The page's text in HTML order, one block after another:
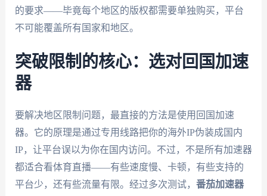
的要求——毕竟每个地区的版权都需要单独购买，平台
不可能覆盖所有国家和地区。
突破限制的核心：选对回国加速
器
要解决地区限制问题，最直接的方法是使用回国加速
器。它的原理是通过专用线路把你的海外IP伪装成国内
IP，让平台误以为你在国内访问。不过，不是所有加速器
都适合看体育直播——有些速度慢、卡顿，有些支持的
平台少，还有些流量有限。经过多次测试， 番茄加速器